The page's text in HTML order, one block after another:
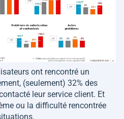
ont rencontré un
(seulement) 32% des
leur service client. Et
ou la difficulté rencontrée